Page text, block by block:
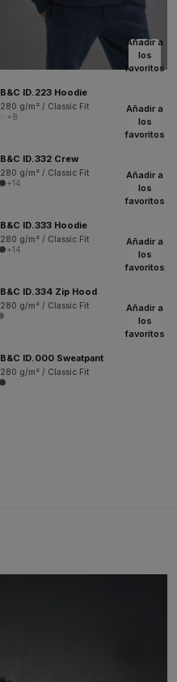
Añadir a
los
favoritos
B&C ID.223 Hoodie
280 g/m² / Classic Fit
+8
Añadir a
los
favoritos
B&C ID.332 Crew
280 g/m² / Classic Fit
+14
Añadir a
los
favoritos
B&C ID.333 Hoodie
280 g/m² / Classic Fit
+14
Añadir a
los
favoritos
B&C ID.334 Zip Hood
280 g/m² / Classic Fit
Añadir a
los
favoritos
B&C ID.000 Sweatpant
280 g/m² / Classic Fit